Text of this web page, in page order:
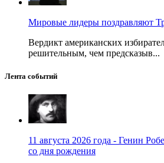
Мировые лидеры поздравляют
Вердикт американских
решительным, чем предсказыв...
Лента событий
11 августа 2026 года - Генин
со дня рождения